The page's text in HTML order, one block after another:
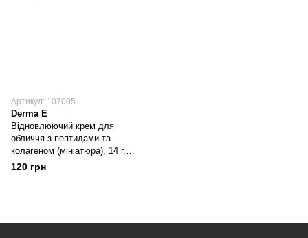
Артикул: 107005
Derma E
Відновлюючий крем для
обличчя з пептидами та
колагеном (мініатюра), 14 г,
Derma E
120 грн